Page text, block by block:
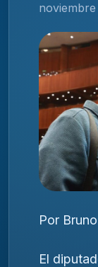
noviembre
Por
El